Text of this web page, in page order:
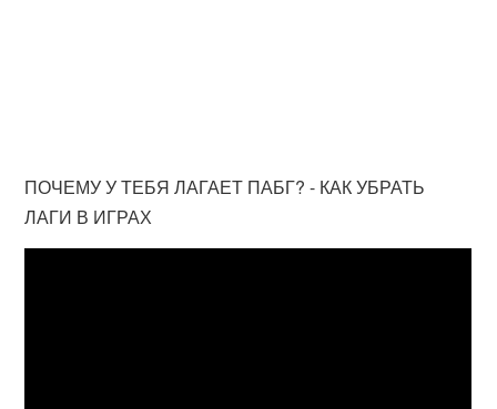
ПОЧЕМУ У ТЕБЯ ЛАГАЕТ ПАБГ? - КАК УБРАТЬ
ЛАГИ В ИГРАХ